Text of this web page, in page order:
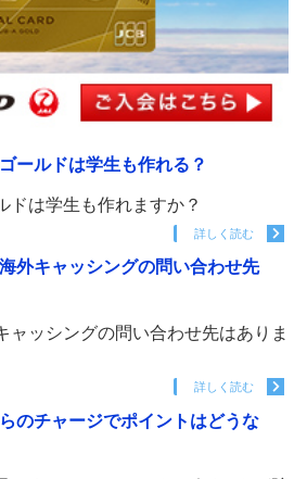
ールドは学生も作れる？
ドは学生も作れますか？
詳しく読む
外キャッシングの問い合わせ先
ャッシングの問い合わせ先はありま
詳しく読む
のチャージでポイントはどうな